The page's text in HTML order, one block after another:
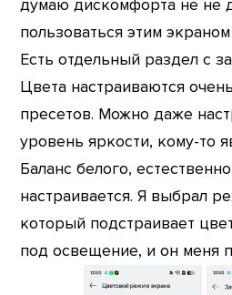
думаю дискомфорта не не
пользоваться этим
Есть отдельный раздел с
Цвета настраиваются
пресетов. Можно даже
уровень яркости, кому-то
Баланс белого,
настраивается. Я выбрал
который подстраивает
под освещение, и он меня